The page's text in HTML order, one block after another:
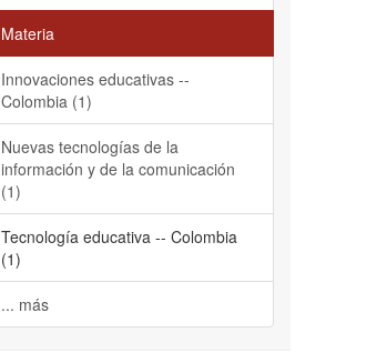
Materia
Innovaciones educativas --
Colombia (1)
Nuevas tecnologías de la
información y de la comunicación
(1)
Tecnología educativa -- Colombia
(1)
... más